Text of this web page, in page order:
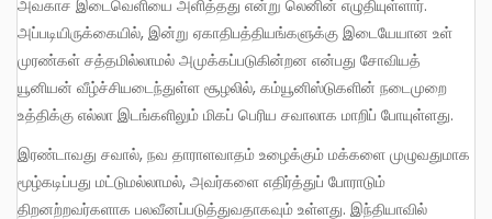
அவகாச இடைவெளியை அளித்தது என்று லெனின் எழுதியுள்ளார்.
அப்படியிருக்கையில், இன்று ஏகாதிபத்தியங்களுக்கு இடையேயான உள்
முரண்கள் சத்தமில்லாமல் அமுக்கப்படுகின்றன என்பது சோவியத்
யூனியன் வீழ்ச்சியடைந்துள்ள சூழலில், கம்யூனிஸ்டுகளின் நடைமுறை
உத்திக்கு எல்லா இடங்களிலும் மிகப் பெரிய சவாலாக மாறிப் போயுள்ளது.
இரண்டாவது சவால், நவ தாராளவாதம் உழைக்கும் மக்களை முழுவதுமாக
மூழ்கடிப்பது மட்டுமல்லாமல், அவர்களை எதிர்த்துப் போராடும்
திறனற்றவர்களாக பலவீனப்படுத்துவதாகவும் உள்ளது. இந்தியாவில்